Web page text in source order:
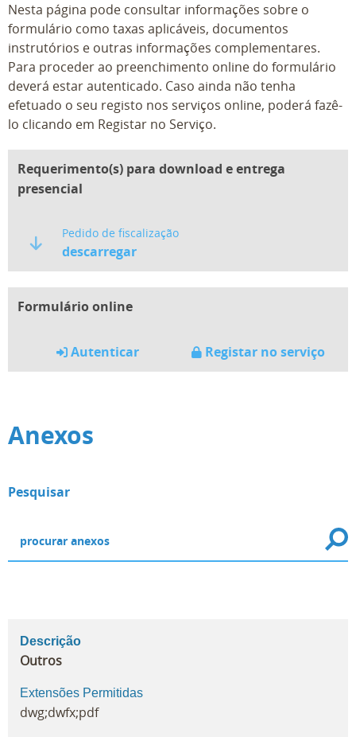
Nesta página pode consultar informações sobre o
formulário como taxas aplicáveis, documentos
instrutórios e outras informações complementares.
Para proceder ao preenchimento online do formulário
deverá estar autenticado. Caso ainda não tenha
efetuado o seu registo nos serviços online, poderá fazê-
lo clicando em Registar no Serviço.
Requerimento(s) para download e entrega
presencial
Pedido de fiscalização
descarregar
Formulário online
Autenticar Registar no serviço
Anexos
Pesquisar
Descrição
Outros
Extensões Permitidas
dwg;dwfx;pdf